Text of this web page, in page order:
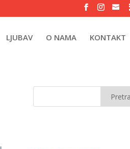
LJUBAV O NAMA KONTAKT